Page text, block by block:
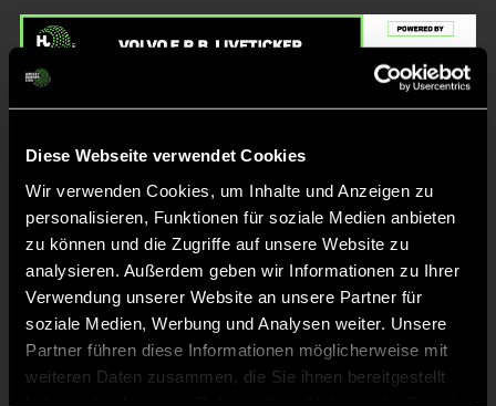
Diese Webseite verwendet Cookies
Wir verwenden Cookies, um Inhalte und Anzeigen zu
personalisieren, Funktionen für soziale Medien anbieten
zu können und die Zugriffe auf unsere Website zu
analysieren. Außerdem geben wir Informationen zu Ihrer
Verwendung unserer Website an unsere Partner für
soziale Medien, Werbung und Analysen weiter. Unsere
Partner führen diese Informationen möglicherweise mit
weiteren Daten zusammen, die Sie ihnen bereitgestellt
20'
Abpfiff
Spiel beendet
3' TOR 3:0, FELDTOR
2' TOR 2:0, FELDTOR